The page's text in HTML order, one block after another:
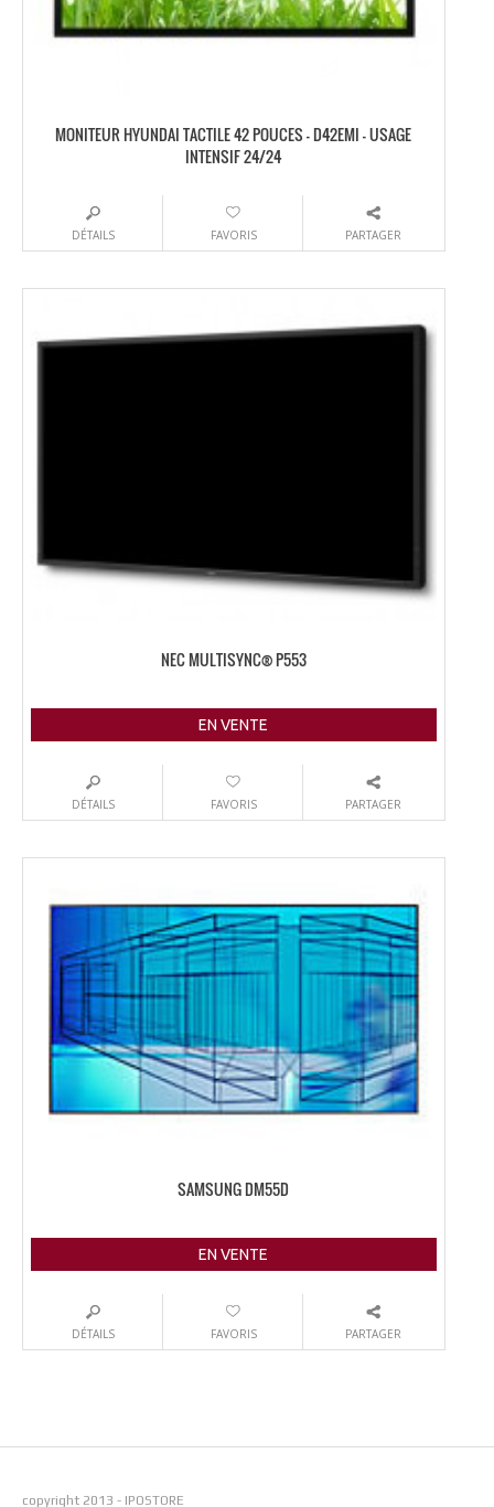
MONITEUR HYUNDAI TACTILE 42 POUCES – D42EMI – USAGE
INTENSIF 24/24
DÉTAILS FAVORIS PARTAGER
NEC MULTISYNC® P553
EN VENTE
DÉTAILS FAVORIS PARTAGER
SAMSUNG DM55D
EN VENTE
DÉTAILS FAVORIS PARTAGER
copyright 2013 - IPOSTORE